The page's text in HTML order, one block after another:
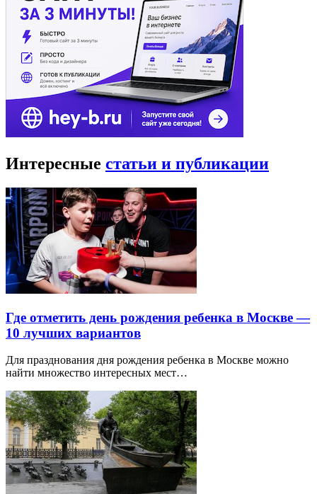
Интересные статьи и публикации
Где отметить день рождения ребенка в Москве —
10 лучших вариантов
Для празднования дня рождения ребенка в Москве можно
найти множество интересных мест…